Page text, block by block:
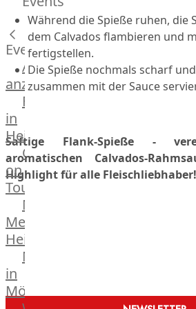
Hardware
Küchenhelfer
Grillgeräte
Beefer®
Gasgrills
Big
Green
Egg
Grill
Nesmuk
Berkel
Dry
Aging
Schrank
Bücher
Poster
Events
Alle
anzeigen
Fleischkompetenz
in
Heinsberg
OTTO
on
Tour
Männer
Metzger
Heinsberg
Markthalle
in
Mönchengladbach
Während die Spieße ruhen, die
dem Calvados flambieren und
fertigstellen.
Die Spieße nochmals scharf
zusammen mit der Sauce
Saftige Flank-Spieße -
aromatischen Calvados-
Highlight für alle